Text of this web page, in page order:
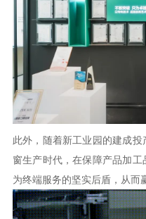
此外，随着新工业园的建成
窗生产时代，在保障产品加
为终端服务的坚实后盾，从而